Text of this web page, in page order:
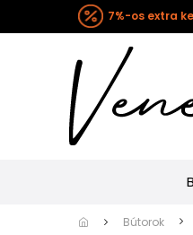
7%-os extra
Bútorok